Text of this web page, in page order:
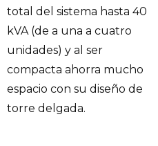
total del sistema hasta 40
kVA (de a una a cuatro
unidades) y al ser
compacta ahorra mucho
espacio con su diseño de
torre delgada.